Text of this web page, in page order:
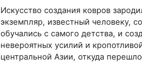
Искусство создания ковров
экземпляр, известный человеку,
обучались с самого детства, и
невероятных усилий и
центральной Азии, откуда